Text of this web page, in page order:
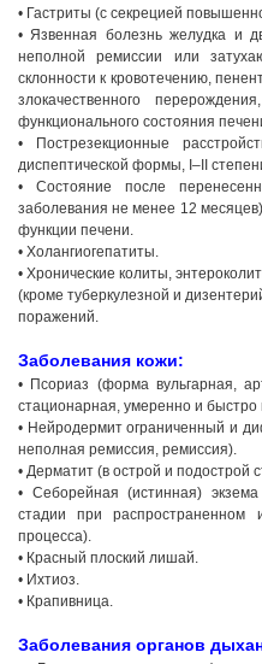
• Гастриты (с секрецией
• Язвенная болезнь желудка и
неполной ремиссии или
склонности к кровотечению,
злокачественного
функционального состояния
• Пострезекционные
диспептической формы, I–II
• Состояние после
заболевания не менее 12
функции печени.
• Холангиогепатиты.
• Хронические колиты,
(кроме туберкулезной и
поражений.
Заболевания кожи:
• Псориаз (форма вульгарная,
стационарная, умеренно и
• Нейродермит ограниченный и
неполная ремиссия, ремиссия).
• Дерматит (в острой и подострой
• Себорейная (истинная)
стадии при распространенном
процесса).
• Красный плоский лишай.
• Ихтиоз.
• Крапивница.
Заболевания органов